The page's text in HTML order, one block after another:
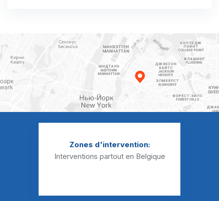
Curage canalisation Beuzet
Curage canalisation Bierwart
Curage canalisation Biesme
Curage canalisation Biesmerée
Zones d'intervention:
Interventions partout en Belgique